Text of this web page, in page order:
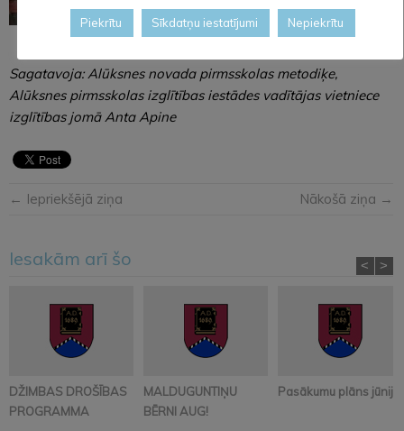
Sagatavoja: Alūksnes novada pirmsskolas metodiķe,
Alūksnes pirmsskolas izglītības iestādes vadītājas vietniece
izglītības jomā Anta Apine
← Iepriekšējā ziņa Nākošā ziņa →
Iesakām arī šo
DŽIMBAS DROŠĪBAS
PROGRAMMA
MALDUGUNTIŅU
BĒRNI AUG!
Pasākumu plāns jūnijā
< >
Piekrītu Sīkdatņu iestatījumi Nepiekrītu